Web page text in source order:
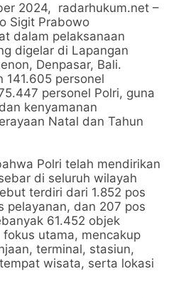
2024, radarhukum.net –
Sigit Prabowo
dalam pelaksanaan
digelar di Lapangan
Denpasar, Bali.
141.605 personel
personel Polri, guna
kenyamanan
Natal dan Tahun
Polri telah mendirikan
di seluruh wilayah
terdiri dari 1.852 pos
pelayanan, dan 207 pos
61.452 objek
utama, mencakup
terminal, stasiun,
wisata, serta lokasi